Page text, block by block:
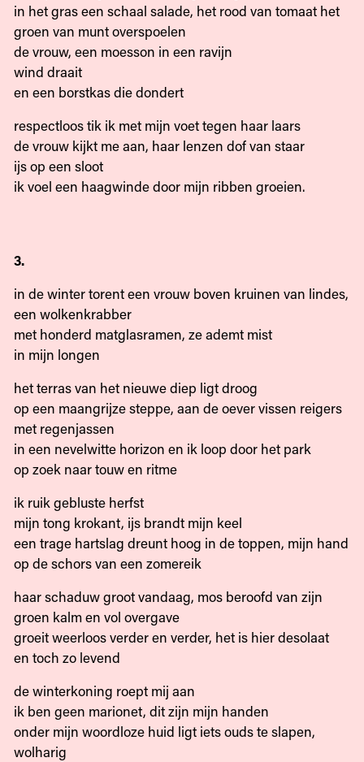
in het gras een schaal salade, het rood van tomaat het
groen van munt overspoelen
de vrouw, een moesson in een ravijn
wind draait
en een borstkas die dondert
respectloos tik ik met mijn voet tegen haar laars
de vrouw kijkt me aan, haar lenzen dof van staar
ijs op een sloot
ik voel een haagwinde door mijn ribben groeien.
3.
in de winter torent een vrouw boven kruinen van lindes,
een wolkenkrabber
met honderd matglasramen, ze ademt mist
in mijn longen
het terras van het nieuwe diep ligt droog
op een maangrijze steppe, aan de oever vissen reigers
met regenjassen
in een nevelwitte horizon en ik loop door het park
op zoek naar touw en ritme
ik ruik gebluste herfst
mijn tong krokant, ijs brandt mijn keel
een trage hartslag dreunt hoog in de toppen, mijn hand
op de schors van een zomereik
haar schaduw groot vandaag, mos beroofd van zijn
groen kalm en vol overgave
groeit weerloos verder en verder, het is hier desolaat
en toch zo levend
de winterkoning roept mij aan
ik ben geen marionet, dit zijn mijn handen
onder mijn woordloze huid ligt iets ouds te slapen,
wolharig